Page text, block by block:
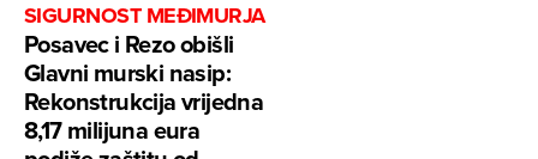
SIGURNOST MEĐIMURJA
Posavec i Rezo obišli
Glavni murski nasip:
Rekonstrukcija vrijedna
8,17 milijuna eura